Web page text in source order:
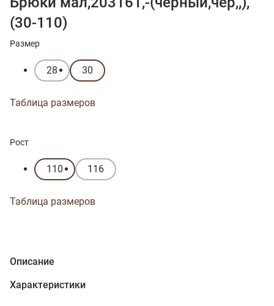
(30-110)
Размер
28 30
Таблица размеров
Рост
110 116
Таблица размеров
Описание
Характеристики